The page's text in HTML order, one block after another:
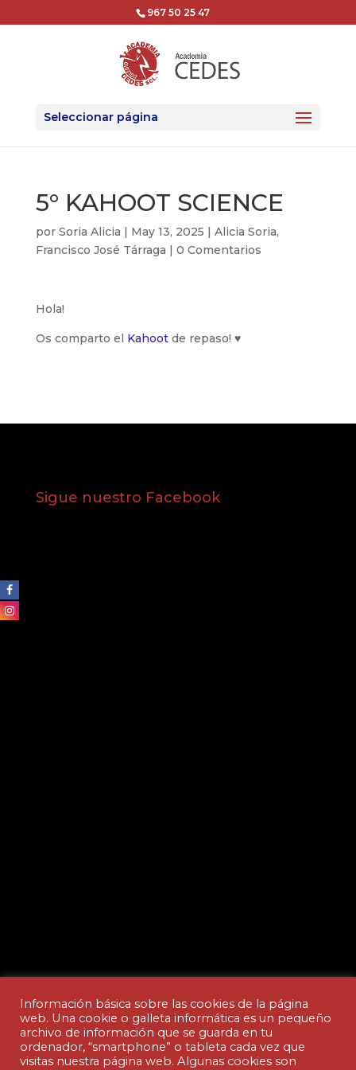
967 50 25 47
Seleccionar página
5° KAHOOT SCIENCE
por Soria Alicia | May 13, 2025 | Alicia Soria,
Francisco José Tárraga | 0 Comentarios
Hola!
Os comparto el Kahootde repaso! ♥
Sigue nuestro Facebook
Aviso legal y Política de privacidad
Información básica sobre las cookies de la página
web. Una cookie o galleta informática es un pequeño
archivo de información que se guarda en tu
ordenador, “smartphone” o tableta cada vez que
visitas nuestra página web. Algunas cookies son